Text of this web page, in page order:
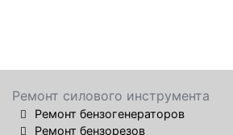
Ремонт силового инструмента
Ремонт бензогенераторов
Ремонт бензорезов